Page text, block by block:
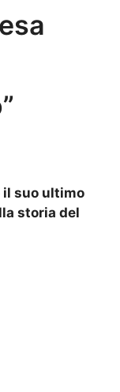
il suo ultimo
storia del